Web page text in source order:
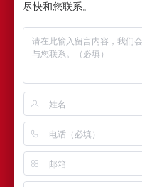
耀霖首页
交通标志杆
客户案例
关于耀霖
尽快和您联系。